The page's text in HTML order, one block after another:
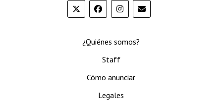
¿Quiénes somos?
Staff
Cómo anunciar
Legales